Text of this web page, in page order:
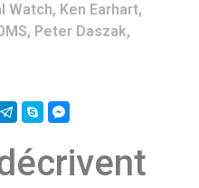
Watch, Ken Earhart,
, Peter Daszak,